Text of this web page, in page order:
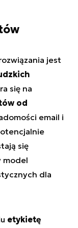
jest
się na
od
email i
się
model
dla
etykietę